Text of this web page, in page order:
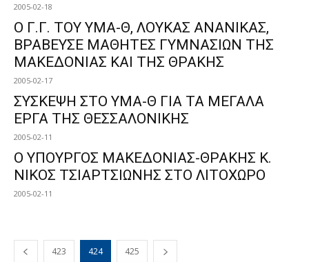
2005-02-18
Ο Γ.Γ. TΟΥ ΥΜΑ-Θ, ΛΟΥΚΑΣ ΑΝΑΝΙΚΑΣ,
ΒΡΑΒΕΥΣΕ ΜΑΘΗΤΕΣ ΓΥΜΝΑΣΙΩΝ ΤΗΣ
ΜΑΚΕΔΟΝΙΑΣ ΚΑΙ ΤΗΣ ΘΡΑΚΗΣ
2005-02-17
ΣΥΣΚΕΨΗ ΣΤΟ ΥΜΑ-Θ ΓΙΑ ΤΑ ΜΕΓΑΛΑ
ΕΡΓΑ ΤΗΣ ΘΕΣΣΑΛΟΝΙΚΗΣ
2005-02-11
O ΥΠΟΥΡΓΟΣ ΜΑΚΕΔΟΝΙΑΣ-ΘΡΑΚΗΣ Κ.
ΝΙΚΟΣ ΤΣΙΑΡΤΣΙΩΝΗΣ ΣΤΟ ΛΙΤΟΧΩΡΟ
2005-02-11
423 424 425